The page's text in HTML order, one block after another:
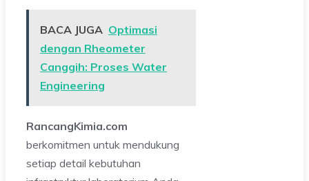
BACA JUGA Optimasi
dengan Rheometer
Canggih: Proses Water
Engineering
RancangKimia.com
berkomitmen untuk mendukung
setiap detail kebutuhan